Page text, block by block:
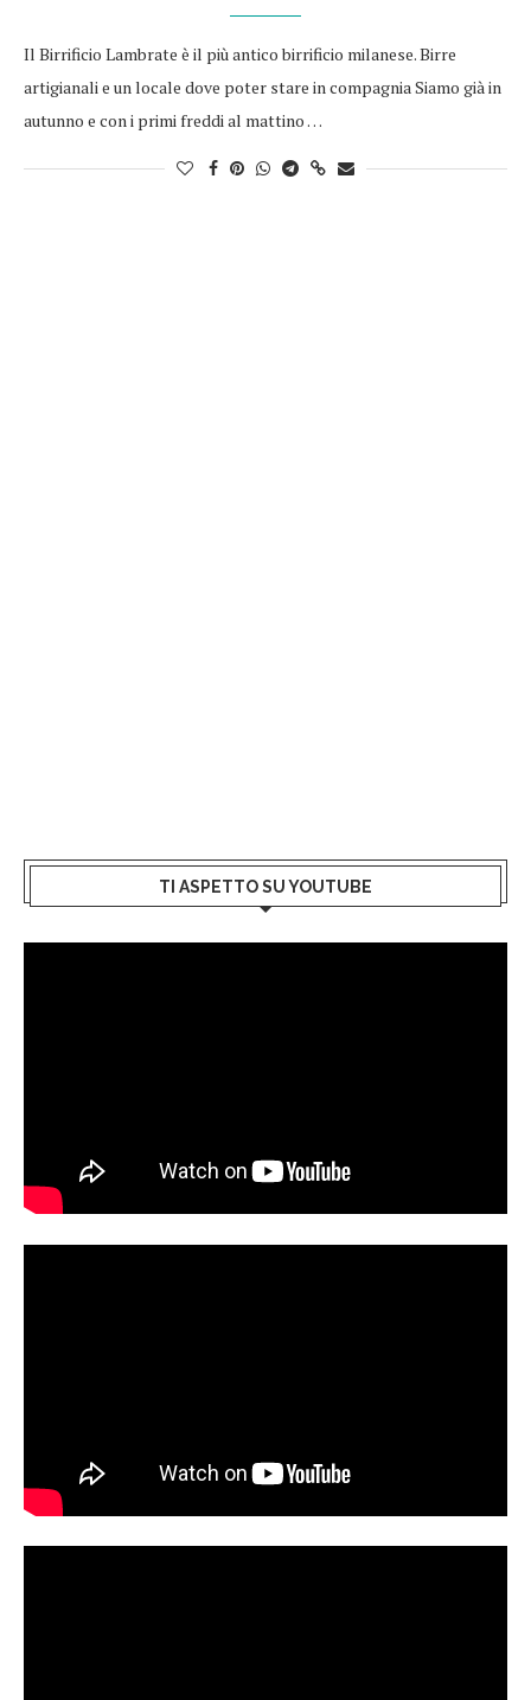
Il Birrificio Lambrate è il più antico birrificio milanese. Birre
artigianali e un locale dove poter stare in compagnia Siamo già in
autunno e con i primi freddi al mattino …
TI ASPETTO SU YOUTUBE